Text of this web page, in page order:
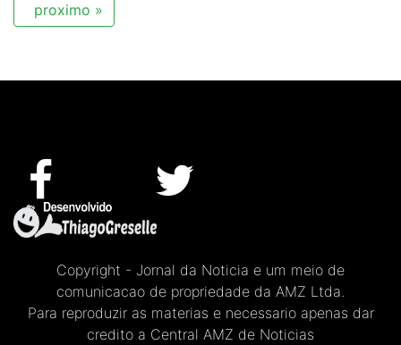
proximo »
Copyright - Jornal da Noticia e um meio de
comunicacao de propriedade da AMZ Ltda.
Para reproduzir as materias e necessario apenas dar
credito a Central AMZ de Noticias